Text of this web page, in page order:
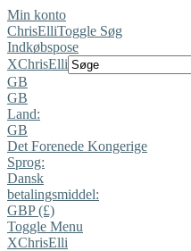
Min konto
ChrisElliToggle Søg
Indkøbspose
XChrisElli
GB
GB
Land:
GB
Det Forenede Kongerige
Sprog:
Dansk
betalingsmiddel:
GBP (£)
Toggle Menu
XChrisElli